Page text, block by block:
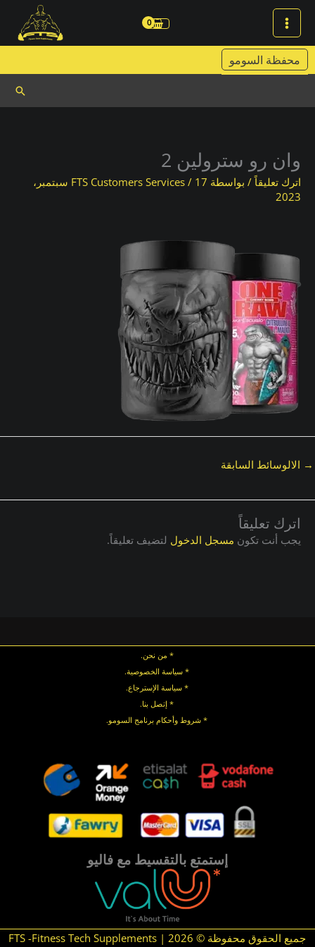
تخطي
المحتوى
محفظة السومو
وان رو سترولين 2
اترك تعليقاً / بواسطة FTS Customers Services /
17 سبتمبر،
2023
→ الالوسائط السابقة
اترك تعليقاً
يجب أنت تكون مسجل الدخول لتضيف تعليقاً.
* من نحن.
* سياسة الخصوصية.
*سياسة الإسترجاع.
* إتصل بنا.
* شروط وأحكام برنامج السومو.
إستمتع بالتقسيط مع فاليو
جميع الحقوق محفوظة © 2026 | FTS -Fitness Tech Supplements